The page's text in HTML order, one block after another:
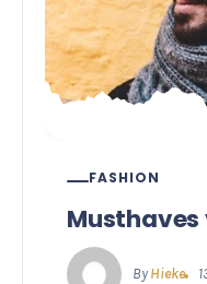
FASHION
By Hieke